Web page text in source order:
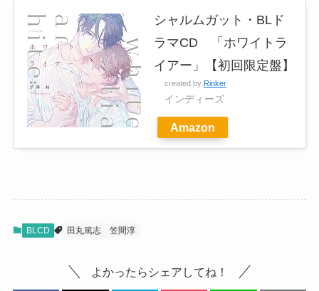
シャルムガット・BLド
ラマCD 「ホワイトラ
イアー」【初回限定盤】
created by Rinker
インディーズ
Amazon
BLCD 田丸篤志 笠間淳
よかったらシェアしてね！